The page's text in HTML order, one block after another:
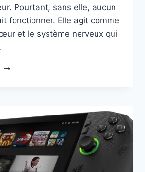
Pourtant, sans elle, aucun
fonctionner. Elle agit comme
et le système nerveux qui
COMPRENDRE
VOS